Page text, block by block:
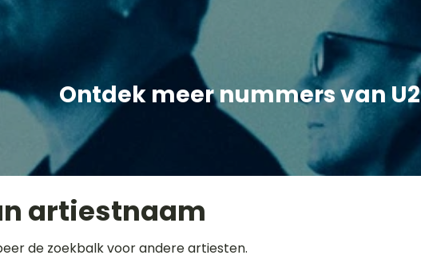
Ontdek meer nummers van U2
artiestnaam
de zoekbalk voor andere artiesten.